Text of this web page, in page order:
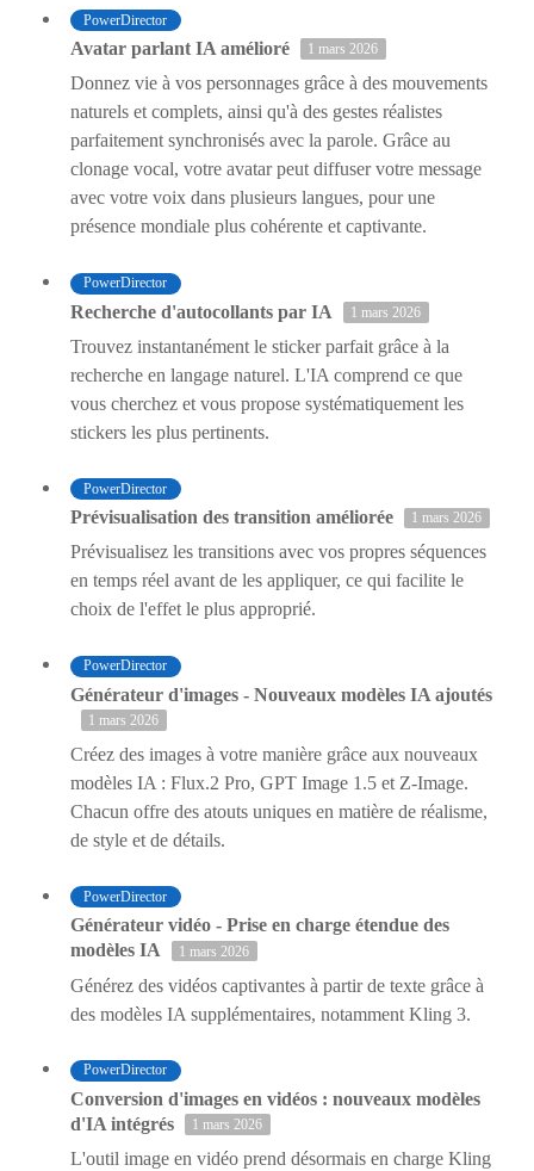
PowerDirector
Avatar parlant IA amélioré 1 mars 2026
Donnez vie à vos personnages grâce à des mouvements
naturels et complets, ainsi qu'à des gestes réalistes
parfaitement synchronisés avec la parole. Grâce au
clonage vocal, votre avatar peut diffuser votre message
avec votre voix dans plusieurs langues, pour une
présence mondiale plus cohérente et captivante.
PowerDirector
Recherche d'autocollants par IA 1 mars 2026
Trouvez instantanément le sticker parfait grâce à la
recherche en langage naturel. L'IA comprend ce que
vous cherchez et vous propose systématiquement les
stickers les plus pertinents.
PowerDirector
Prévisualisation des transition améliorée 1 mars 2026
Prévisualisez les transitions avec vos propres séquences
en temps réel avant de les appliquer, ce qui facilite le
choix de l'effet le plus approprié.
PowerDirector
Générateur d'images - Nouveaux modèles IA ajoutés
1 mars 2026
Créez des images à votre manière grâce aux nouveaux
modèles IA : Flux.2 Pro, GPT Image 1.5 et Z-Image.
Chacun offre des atouts uniques en matière de réalisme,
de style et de détails.
PowerDirector
Générateur vidéo - Prise en charge étendue des
modèles IA
1 mars 2026
Générez des vidéos captivantes à partir de texte grâce à
des modèles IA supplémentaires, notamment Kling 3.
PowerDirector
Conversion d'images en vidéos : nouveaux modèles
d'IA intégrés
1 mars 2026
L'outil image en vidéo prend désormais en charge Kling